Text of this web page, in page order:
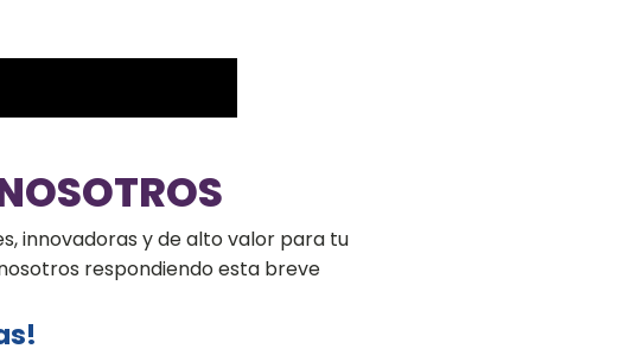
innovadoras y de alto valor para tu
respondiendo esta breve